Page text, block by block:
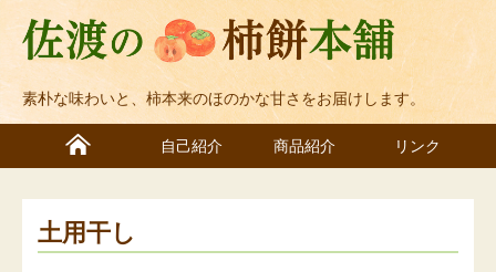
素朴な味わいと、柿本来のほのかな甘さをお届けします。
自己紹介 商品紹介 リンク
土用干し